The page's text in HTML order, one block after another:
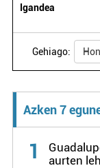
Igandea
Gehiago:
Azken 7
1
aurten